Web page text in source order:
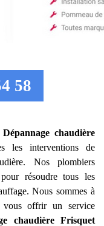
58
chaudière
les interventions de
Nos plombiers
résoudre tous les
Nous sommes à
offrir un service
chaudière Frisquet